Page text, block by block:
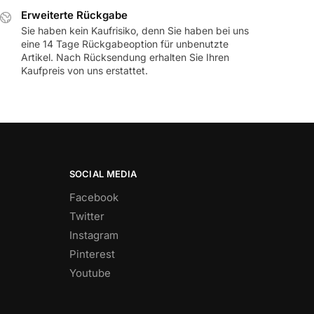
Erweiterte Rückgabe
Sie haben kein Kaufrisiko, denn Sie haben bei uns
eine 14 Tage Rückgabeoption für unbenutzte
Artikel. Nach Rücksendung erhalten Sie Ihren
Kaufpreis von uns erstattet.
SOCIAL MEDIA
Facebook
Twitter
Instagram
Pinterest
Youtube